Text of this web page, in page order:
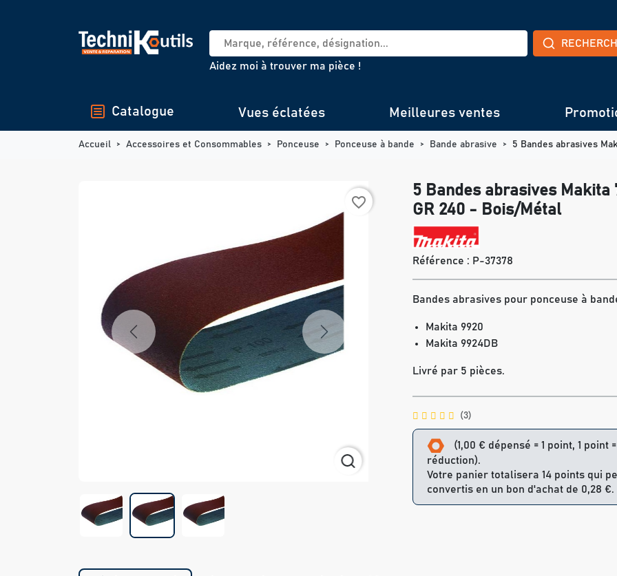
Aidez moi à trouver ma pièce !
Catalogue Vues éclatées Meilleures ventes
Accueil Accessoires et Consommables Ponceuse Ponceuse à bande Bande abrasive 5 Bandes abrasives
favorite_border
Previous Next
5 Bandes abrasives Makita
GR 240 - Bois/Métal
Référence : P-37378
Bandes abrasives pour ponceuse à
Makita 9920
Makita 9924DB
Livré par 5 pièces.
(3)
(1,00 € dépensé = 1 point, 1 point
réduction).
Votre panier totalisera 14 points qui
convertis en un bon d'achat de 0,28 €.